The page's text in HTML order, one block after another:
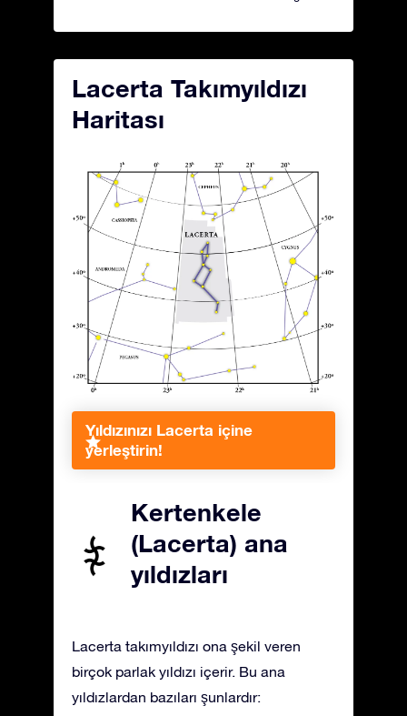
Lacerta Takımyıldızı
Haritası
Yıldızınızı Lacerta içine
yerleştirin!
Kertenkele
(Lacerta) ana
yıldızları
Lacerta takımyıldızı ona şekil veren
birçok parlak yıldızı içerir. Bu ana
yıldızlardan bazıları şunlardır: